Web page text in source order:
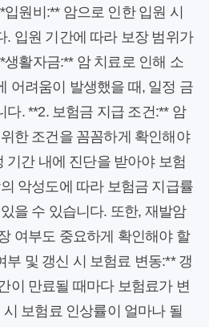
원비:** 암으로 인한 입원 시
. 입원 기간에 따라 보장 범위가
생활자금:** 암 치료로 인해 소
어려움이 발생했을 때, 일정 금
다. **2. 보험금 지급 조건:** 암
한 조건을 꼼꼼하게 확인해야
기간 내에 진단을 받아야 보험
악성도에 따라 보험금 지급률
을 수 있습니다. 또한, 재발암
여부도 중요하게 확인해야 할
부 및 갱신 시 보험료 변동:** 갱
이 만료될 때마다 보험료가 변
보험료 인상률이 얼마나 될